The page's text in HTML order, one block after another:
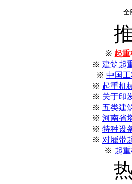
※ 起
※ 建筑起
※ 中国
※ 起重机
※ 关于印
※ 五类建
※ 河南省
※ 特种设
※ 对履带
※ 起